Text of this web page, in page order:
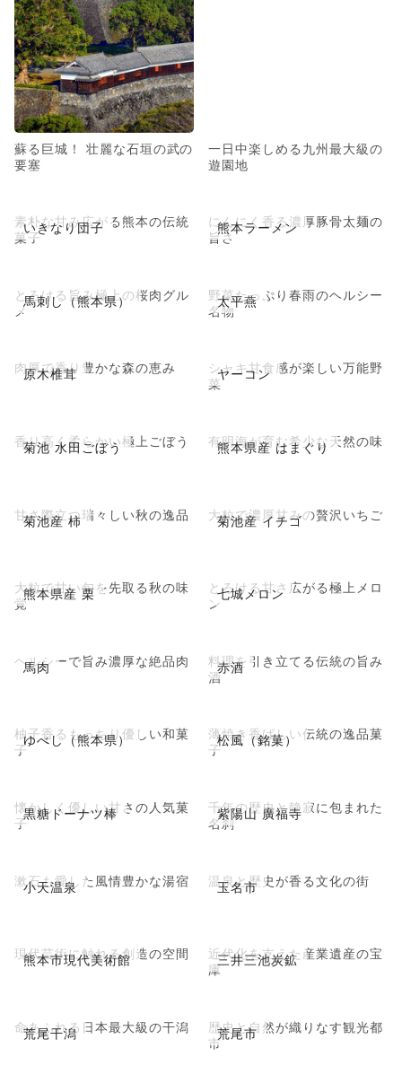
蘇る巨城！ 壮麗な石垣の武の
要塞
一日中楽しめる九州最大級の
遊園地
いきなり団子
素朴な甘み広がる熊本の伝統
菓子
熊本ラーメン
にんにく香る濃厚豚骨太麺の
旨さ
馬刺し（熊本県）
とろける旨み極上の桜肉グル
メ
太平燕
野菜たっぷり春雨のヘルシー
名物
原木椎茸
肉厚で香り豊かな森の恵み ヤーコン
シャキ甘食感が楽しい万能野
菜
菊池 水田ごぼう
香り高く柔らかい極上ごぼう 熊本県産 はまぐり
有明海が育む希少な天然の味
菊池産 柿
甘さ際立つ瑞々しい秋の逸品 菊池産 イチゴ
大粒で濃厚甘みの贅沢いちご
熊本県産 栗
大粒で甘い旬を先取る秋の味
覚
七城メロン
とろける甘さ広がる極上メロ
ン
馬肉
ヘルシーで旨み濃厚な絶品肉 赤酒
料理を引き立てる伝統の旨み
酒
ゆべし（熊本県）
柚子香るもっちり優しい和菓
子
松風（銘菓）
薄焼き香ばしい伝統の逸品菓
子
黒糖ドーナツ棒
懐かしく優しい甘さの人気菓
子
紫陽山 廣福寺
千年の歴史と静寂に包まれた
名刹
小天温泉
漱石も愛した風情豊かな湯宿 玉名市
温泉と歴史が香る文化の街
熊本市現代美術館
現代芸術に触れる創造の空間 三井三池炭鉱
近代化を支えた産業遺産の宝
庫
荒尾干潟
命あふれる日本最大級の干潟 荒尾市
歴史と自然が織りなす観光都
市